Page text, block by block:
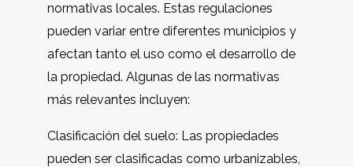
normativas locales. Estas regulaciones
pueden variar entre diferentes municipios y
afectan tanto el uso como el desarrollo de
la propiedad. Algunas de las normativas
más relevantes incluyen:
Clasificación del suelo: Las propiedades
pueden ser clasificadas como urbanizables,